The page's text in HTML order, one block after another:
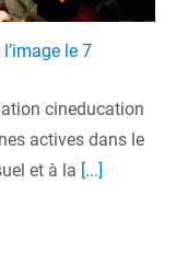
le 7
cineducation
actives dans le
et à la [...]